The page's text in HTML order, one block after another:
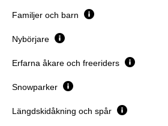
Familjer och barn
Nybörjare
Erfarna åkare och freeriders
Snowparker
Längdskidåkning och spår